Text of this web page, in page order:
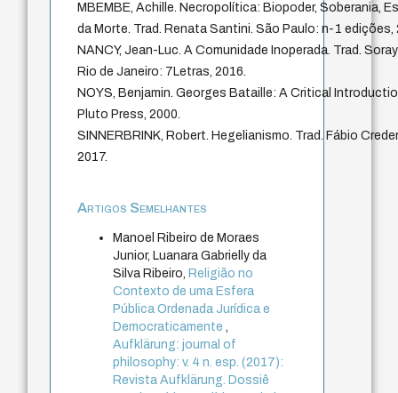
MBEMBE, Achille. Necropolítica: Biopoder, Soberania,
da Morte. Trad. Renata Santini. São Paulo: n-1 edições,
NANCY, Jean-Luc. A Comunidade Inoperada. Trad.
Rio de Janeiro: 7Letras, 2016.
NOYS, Benjamin. Georges Bataille: A Critical
Pluto Press, 2000.
SINNERBRINK, Robert. Hegelianismo. Trad. Fábio
2017.
Artigos Semelhantes
Manoel Ribeiro de Moraes
Junior, Luanara Gabrielly da
Silva Ribeiro,Religião no
Contexto de uma Esfera
Pública Ordenada Jurídica e
Democraticamente
Aufklärung: journal of
philosophy: v. 4 n. esp. (2017):
Revista Aufklärung. Dossiê